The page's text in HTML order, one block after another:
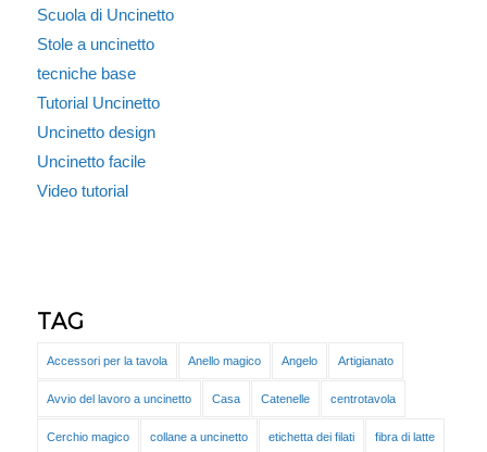
Scuola di Uncinetto
Stole a uncinetto
tecniche base
Tutorial Uncinetto
Uncinetto design
Uncinetto facile
Video tutorial
TAG
Accessori per la tavola Anello magico Angelo Artigianato
Avvio del lavoro a uncinetto Casa Catenelle centrotavola
Cerchio magico collane a uncinetto etichetta dei filati fibra di latte